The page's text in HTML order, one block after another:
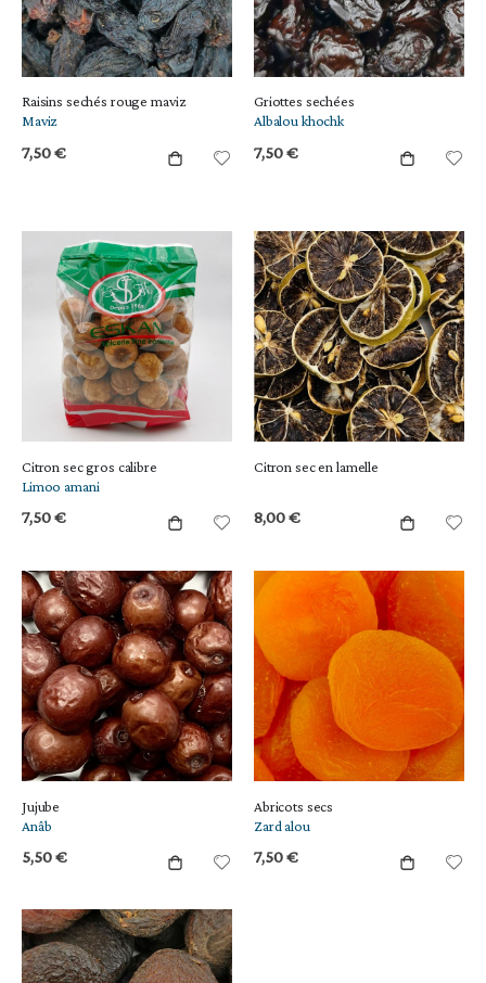
Raisins sechés rouge maviz
Maviz
7,50 €
Griottes sechées
Albalou khochk
7,50 €
Citron sec gros calibre
Limoo amani
7,50 €
Citron sec en lamelle
8,00 €
Jujube
Anâb
5,50 €
Abricots secs
Zard alou
7,50 €